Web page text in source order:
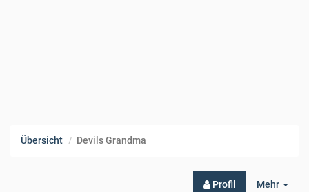
Übersicht Devils Grandma
Mehr
Profil